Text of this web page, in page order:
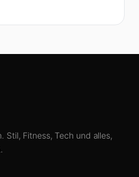
Stil, Fitness, Tech und alles,